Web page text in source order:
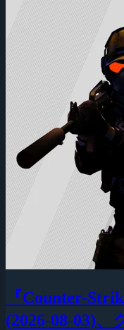
『Counter-
(2026-08-03)